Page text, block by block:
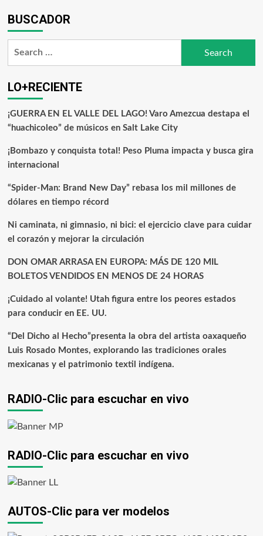
BUSCADOR
LO+RECIENTE
¡GUERRA EN EL VALLE DEL LAGO! Varo Amezcua destapa el
“huachicoleo” de músicos en Salt Lake City
¡Bombazo y conquista total! Peso Pluma impacta y busca gira
internacional
“Spider-Man: Brand New Day” rebasa los mil millones de
dólares en tiempo récord
Ni caminata, ni gimnasio, ni bici: el ejercicio clave para cuidar
el corazón y mejorar la circulación
DON OMAR ARRASA EN EUROPA: MÁS DE 120 MIL
BOLETOS VENDIDOS EN MENOS DE 24 HORAS
¡Cuidado al volante! Utah figura entre los peores estados
para conducir en EE. UU.
“Del Dicho al Hecho”presenta la obra del artista oaxaqueño
Luis Rosado Montes, explorando las tradiciones orales
mexicanas y el patrimonio textil indígena.
RADIO-Clic para escuchar en vivo
RADIO-Clic para escuchar en vivo
AUTOS-Clic para ver modelos